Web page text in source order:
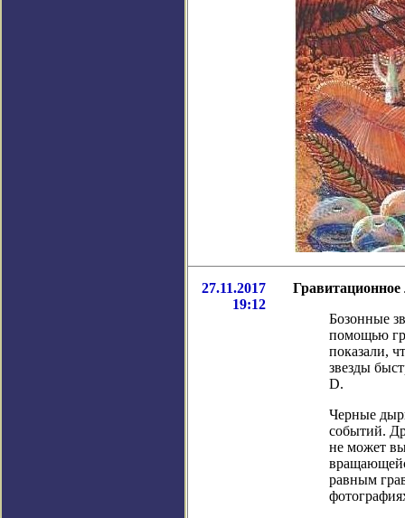
27.11.2017
19:12
Бозонные
помощью
показали,
звезды
D.
Черные
событий.
не может
равным